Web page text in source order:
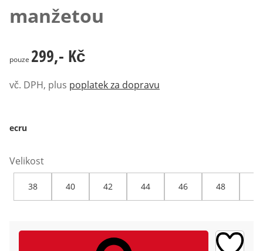
manžetou
299,- Kč
pouze 299,- Kč
vč. DPH, plus poplatek za dopravu
ecru
Velikost
38 40 42 44 46 48